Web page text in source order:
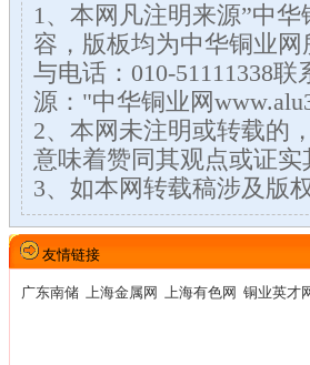
1、本网凡注明来源”中
容，版板均为中华铜业
与电话：010-51111338
源："中华铜业网
2、本网未注明或转载的
意味着赞同其观点或证
3、如本网转载稿涉及版